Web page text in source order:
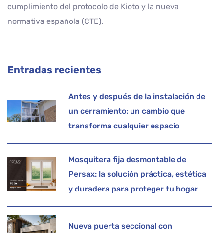
Entradas recientes
Antes y después de la instalación de
un cerramiento: un cambio que
transforma cualquier espacio
Mosquitera fija desmontable de
Persax: la solución práctica, estética
y duradera para proteger tu hogar
Nueva puerta seccional con
cumplimiento del protocolo de Kioto y la nueva
normativa española (CTE).